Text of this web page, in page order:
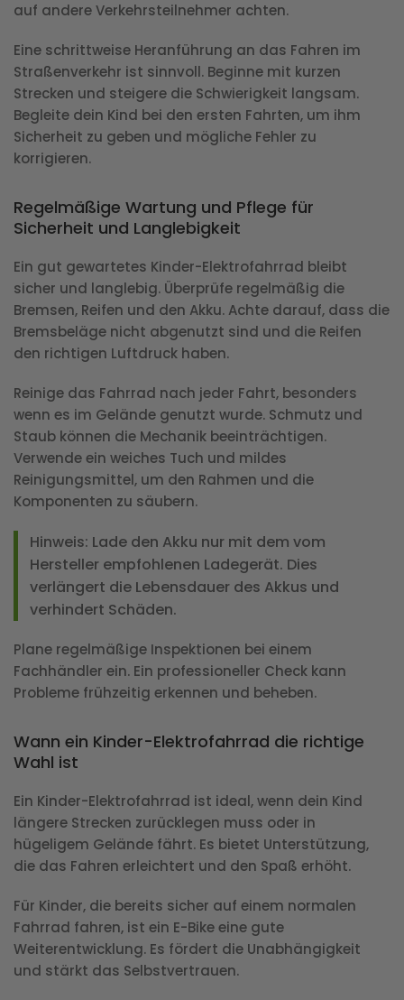
auf andere Verkehrsteilnehmer achten.
Eine schrittweise Heranführung an das Fahren im
Straßenverkehr ist sinnvoll. Beginne mit kurzen
Strecken und steigere die Schwierigkeit langsam.
Begleite dein Kind bei den ersten Fahrten, um ihm
Sicherheit zu geben und mögliche Fehler zu
korrigieren.
Regelmäßige Wartung und Pflege für
Sicherheit und Langlebigkeit
Ein gut gewartetes Kinder-Elektrofahrrad bleibt
sicher und langlebig. Überprüfe regelmäßig die
Bremsen, Reifen und den Akku. Achte darauf, dass die
Bremsbeläge nicht abgenutzt sind und die Reifen
den richtigen Luftdruck haben.
Reinige das Fahrrad nach jeder Fahrt, besonders
wenn es im Gelände genutzt wurde. Schmutz und
Staub können die Mechanik beeinträchtigen.
Verwende ein weiches Tuch und mildes
Reinigungsmittel, um den Rahmen und die
Komponenten zu säubern.
Hinweis: Lade den Akku nur mit dem vom
Hersteller empfohlenen Ladegerät. Dies
verlängert die Lebensdauer des Akkus und
verhindert Schäden.
Plane regelmäßige Inspektionen bei einem
Fachhändler ein. Ein professioneller Check kann
Probleme frühzeitig erkennen und beheben.
Wann ein Kinder-Elektrofahrrad die richtige
Wahl ist
Ein Kinder-Elektrofahrrad ist ideal, wenn dein Kind
längere Strecken zurücklegen muss oder in
hügeligem Gelände fährt. Es bietet Unterstützung,
die das Fahren erleichtert und den Spaß erhöht.
Für Kinder, die bereits sicher auf einem normalen
Fahrrad fahren, ist ein E-Bike eine gute
Weiterentwicklung. Es fördert die Unabhängigkeit
und stärkt das Selbstvertrauen.